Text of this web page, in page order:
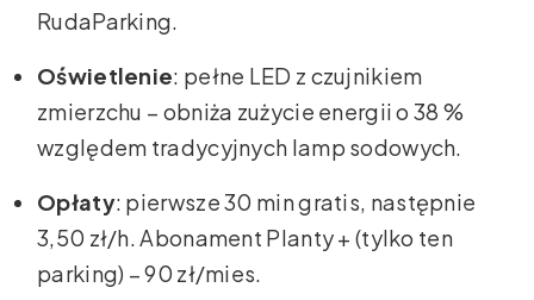
RudaParking.
Oświetlenie: pełne LED z czujnikiem
zmierzchu – obniża zużycie energii o 38 %
względem tradycyjnych lamp sodowych.
Opłaty: pierwsze 30 min gratis, następnie
3,50 zł/h. Abonament Planty + (tylko ten
parking) – 90 zł/mies.